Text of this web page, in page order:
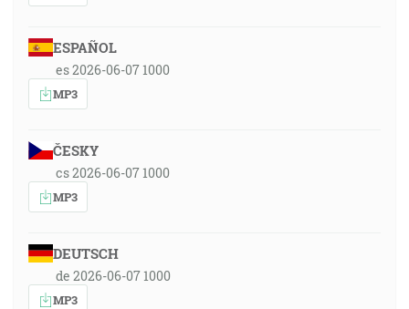
ESPAÑOL
es 2026-06-07 1000
MP3
ČESKY
cs 2026-06-07 1000
MP3
DEUTSCH
de 2026-06-07 1000
MP3